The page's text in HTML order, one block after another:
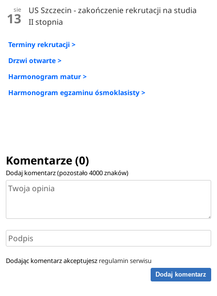
sie
13
US Szczecin - zakończenie rekrutacji na studia
II stopnia
Terminy rekrutacji >
Drzwi otwarte >
Harmonogram matur >
Harmonogram egzaminu ósmoklasisty >
Komentarze (0)
Dodaj komentarz (pozostało4000znaków)
Dodając komentarz akceptujesz regulamin serwisu
Dodaj komentarz